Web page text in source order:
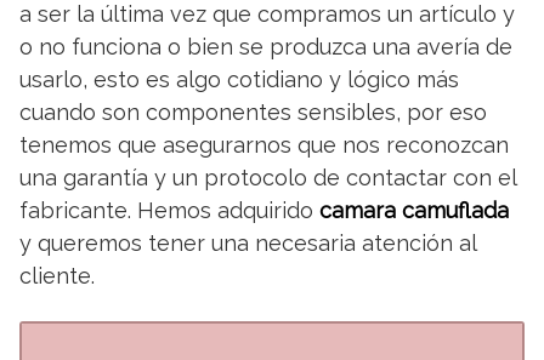
a ser la última vez que compramos un artículo y
o no funciona o bien se produzca una avería de
usarlo, esto es algo cotidiano y lógico más
cuando son componentes sensibles, por eso
tenemos que asegurarnos que nos reconozcan
una garantía y un protocolo de contactar con el
fabricante. Hemos adquirido camara camuflada
y queremos tener una necesaria atención al
cliente.